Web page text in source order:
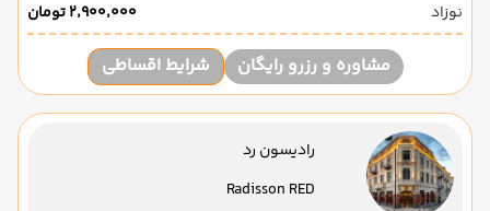
نوزاد
۲٬۹۰۰٬۰۰۰ تومان
مشاوره و رزرو رایگان شرایط اقساطی
رادیسون رد
Radisson RED